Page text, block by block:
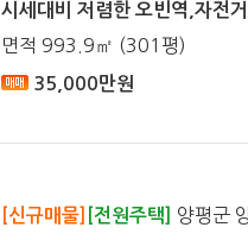
시세대비 저렴한 오빈역,자전
면적 993.9㎡ (301평)
35,000만원
[신규매물] [전원주택] 양평군